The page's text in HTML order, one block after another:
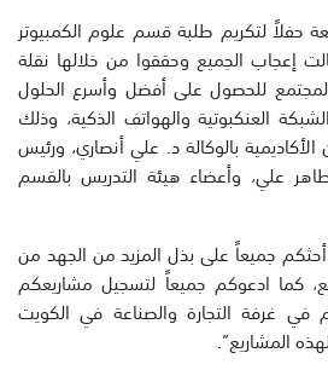
حفلاً لتكريم طلبة قسم علوم الكمبيوتر
إعجاب الجميع وحققوا من خلالها نقلة
للحصول على أفضل وأسرع الحلول
العنكبوتية والهواتف الذكية، وذلك
بالوكالة د. علي أنصاري، ورئيس
علي، وأعضاء هيئة التدريس بالقسم
جميعاً على بذل المزيد من الجهد من
كما ادعوكم جميعاً لتسجيل مشاريعكم
في غرفة التجارة والصناعة في الكويت
المشاريع”.